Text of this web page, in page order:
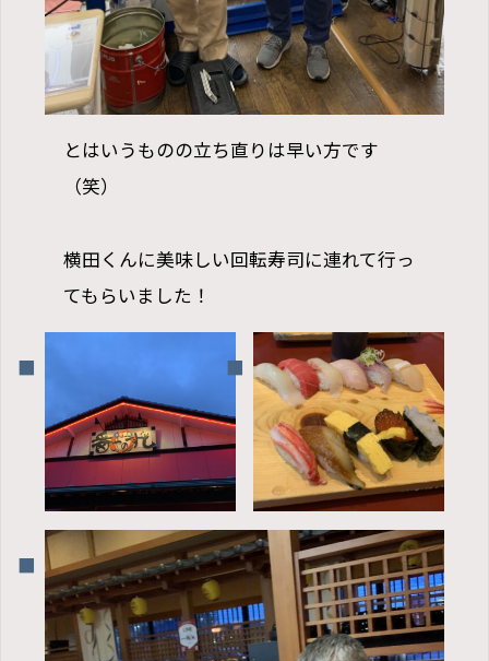
とはいうものの立ち直りは早い方です
（笑）
横田くんに美味しい回転寿司に連れて行っ
てもらいました！